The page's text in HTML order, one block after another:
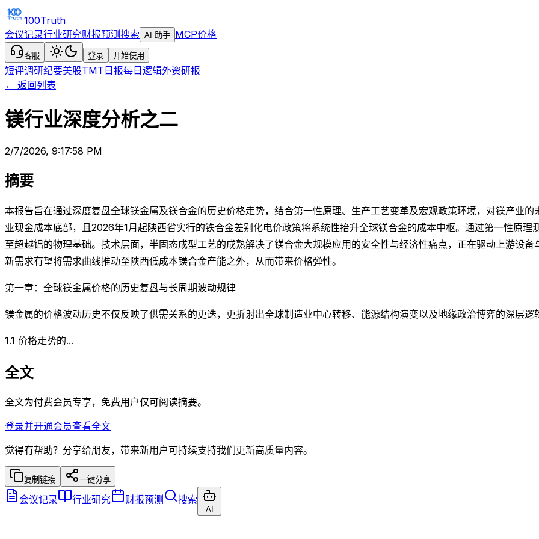
100Truth
会议记录行业研究财报预测搜索 AI 助手 MCP价格
客服 登录 开始使用
短评调研纪要美股TMT日报每日逻辑外资研报
← 返回列表
镁行业深度分析之二
2/7/2026, 9:17:58 PM
摘要
本报告旨在通过深度复盘全球镁金属及镁合金的历史价格走势，结合第一性原理、生产工艺变革及宏观政策环境，对镁产业
业现金成本底部，且2026年1月起陕西省实行的铁合金差别化电价政策将系统性抬升全球镁合金的成本中枢。通过第一性原
至超越铝的物理基础。技术层面，半固态成型工艺的成熟解决了镁合金大规模应用的安全性与经济性痛点，正在驱动上游设
新需求有望将需求曲线推动至陕西低成本镁合金产能之外，从而带来价格弹性。
第一章：全球镁金属价格的历史复盘与长周期波动规律
镁金属的价格波动历史不仅反映了供需关系的更迭，更折射出全球制造业中心转移、能源结构演变以及地缘政治博弈的深层逻
1.1 价格走势的...
全文
全文为付费会员专享，免费用户仅可阅读摘要。
登录并开通会员查看全文
觉得有帮助？分享给朋友，带来新用户可持续支持我们更新高质量内容。
复制链接 一键分享
会议记录 行业研究 财报预测 搜索
AI